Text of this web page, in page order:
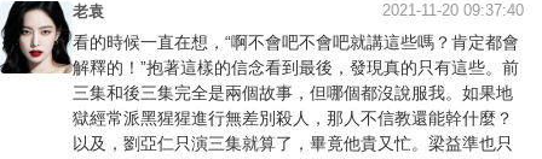
老袁 2021-11-20 09:37:40
看的時候一直在想，“啊不會吧不會吧就講這些嗎？肯定都會
解釋的！”抱著這樣的信念看到最後，發現真的只有這些。前
三集和後三集完全是兩個故事，但哪個都沒說服我。如果地
獄經常派黑猩猩進行無差別殺人，那人不信教還能幹什麼？
以及，劉亞仁只演三集就算了，畢竟他貴又忙。梁益準也只